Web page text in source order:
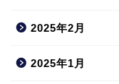
2025年2月
2025年1月